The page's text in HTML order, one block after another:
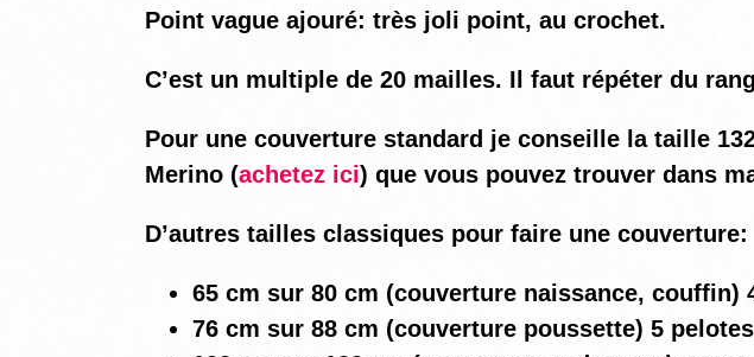
Point vague ajouré: très joli point, au crochet.
C’est un multiple de 20 mailles. Il faut répéter du
Pour une couverture standard je conseille la taille
Merino (achetez ici) que vous pouvez trouver dans
D’autres tailles classiques pour faire une couverture:
65 cm sur 80 cm (couverture naissance, couffin)
76 cm sur 88 cm (couverture poussette) 5